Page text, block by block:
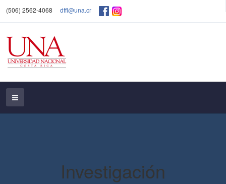
(506) 2562-4068 dffl@una.cr
Investigación